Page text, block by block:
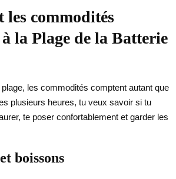
les commodités
la Plage de la Batterie
les commodités comptent autant que
plusieurs heures, tu veux savoir si tu
te poser confortablement et garder les
boissons